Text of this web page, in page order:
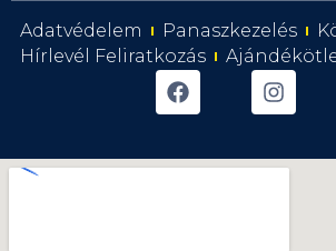
Adatvédelem Panaszkezelés
Hírlevél Feliratkozás